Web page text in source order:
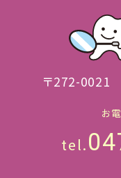
〒272-0021
お
tel.